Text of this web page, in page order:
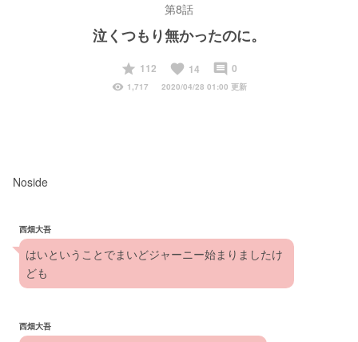
第8話
泣くつもり無かったのに。
start
112 favorite 14 insert_comment 0
visibility 1,717 2020/04/28 01:00 更新
Noside
西畑大吾
はいということでまいどジャーニー始まりましたけ
ども
西畑大吾